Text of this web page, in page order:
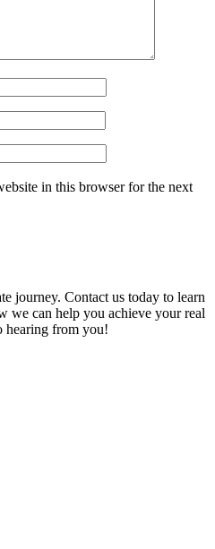
in this browser for the next
journey. Contact us today to learn
we can help you achieve your real
hearing from you!